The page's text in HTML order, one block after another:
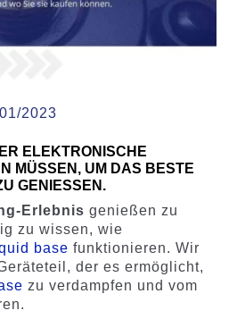
2023
ELEKTRONISCHE
MÜSSEN, UM DAS BESTE
GENIESSEN.
Erlebnis genießen zu
zu wissen, wie
base funktionieren. Wir
der es ermöglicht,
zu verdampfen und vom